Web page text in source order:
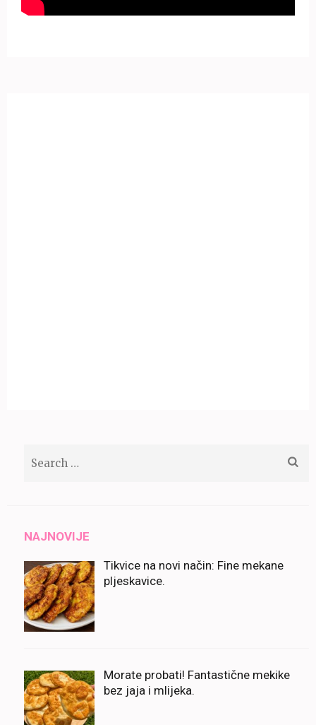
NAJNOVIJE
Tikvice na novi način: Fine mekane
pljeskavice.
Morate probati! Fantastične mekike
bez jaja i mlijeka.